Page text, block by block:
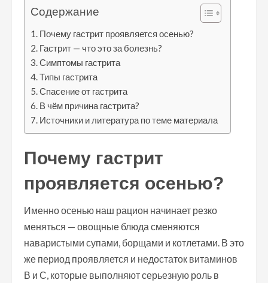
Содержание
Почему гастрит проявляется осенью?
Гастрит — что это за болезнь?
Симптомы гастрита
Типы гастрита
Спасение от гастрита
В чём причина гастрита?
Источники и литература по теме материала
Почему гастрит
проявляется осенью?
Именно осенью наш рацион начинает резко
меняться — овощные блюда сменяются
наваристыми супами, борщами и котлетами. В это
же период проявляется и недостаток витаминов
В и С, которые выполняют серьезную роль в